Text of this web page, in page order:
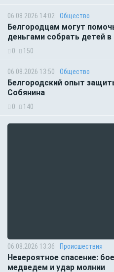
06.08.2026 14:02 Общество
Белгородцам могут
деньгами собрать детей
0 150
06.08.2026 13:50 Общество
Белгородский опыт
Собянина
0 140
06.08.2026 13:36 Происшествия
Невероятное спасение:
медведем и удар молнии